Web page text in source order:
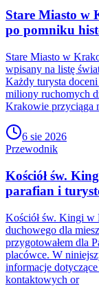
Stare Miasto w
po pomniku
Stare Miasto w
wpisany na listę
Każdy turysta
miliony ruchomych
Krakowie przyciąga
6 sie 2026
Przewodnik
Kościół św.
parafian i
Kościół św. Kingi w
duchowego dla
przygotowałem dla
placówce. W
informacje
kontaktowych or